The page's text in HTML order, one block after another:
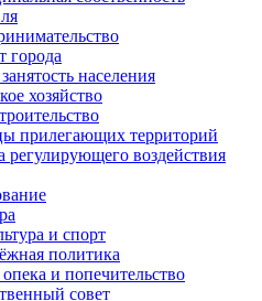
города
населения
хозяйство
прилегающих территорий
регулирующего воздействия
и спорт
политика
и попечительство
совет